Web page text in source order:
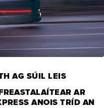
AG SÚIL LEIS
AR
ANOIS TRÍD AN